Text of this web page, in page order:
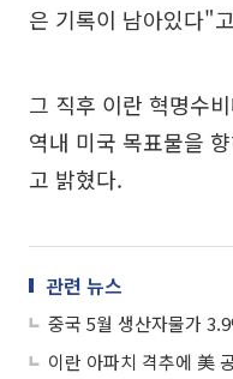
은 기록이 남아있다"
그 직후 이란 혁명수
역내 미국 목표물을
고 밝혔다.
관련 뉴스
이란 아파치 격추에 美